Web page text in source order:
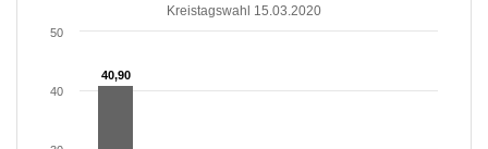
Kreistagswahl 15.03.2020
40,90
40,90
40
50